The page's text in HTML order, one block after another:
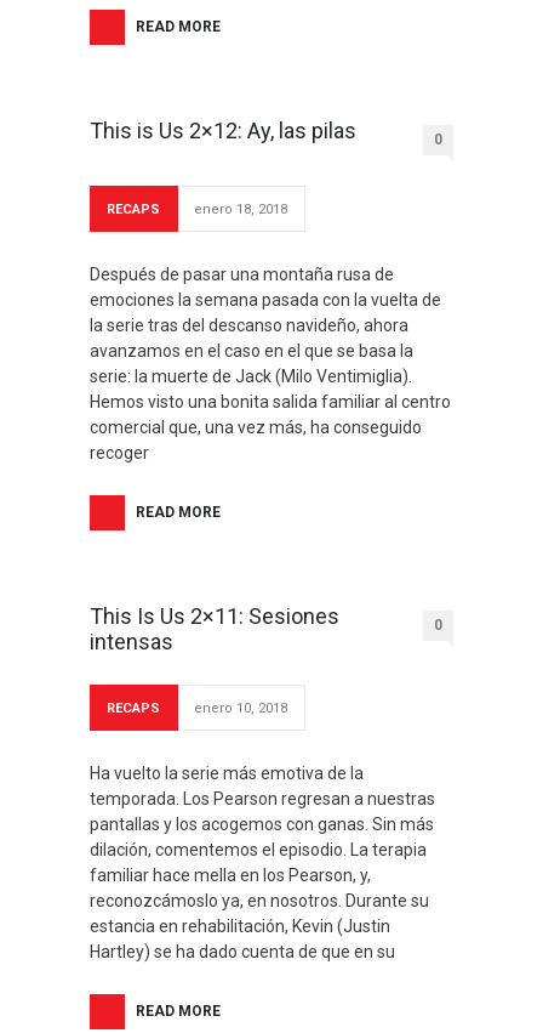
READ MORE
This is Us 2×12: Ay, las pilas 0
RECAPS enero 18, 2018
Después de pasar una montaña rusa de
emociones la semana pasada con la vuelta de
la serie tras del descanso navideño, ahora
avanzamos en el caso en el que se basa la
serie: la muerte de Jack (Milo Ventimiglia).
Hemos visto una bonita salida familiar al centro
comercial que, una vez más, ha conseguido
recoger
READ MORE
This Is Us 2×11: Sesiones
intensas
0
RECAPS enero 10, 2018
Ha vuelto la serie más emotiva de la
temporada. Los Pearson regresan a nuestras
pantallas y los acogemos con ganas. Sin más
dilación, comentemos el episodio. La terapia
familiar hace mella en los Pearson, y,
reconozcámoslo ya, en nosotros. Durante su
estancia en rehabilitación, Kevin (Justin
Hartley) se ha dado cuenta de que en su
READ MORE